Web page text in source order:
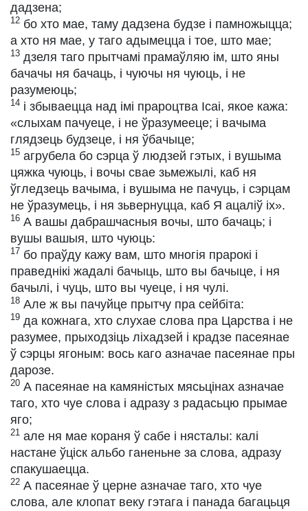
дадзена;
12 бо хто мае, таму дадзена будзе і памножыцца;
а хто ня мае, у таго адымецца і тое, што мае;
13 дзеля таго прытчамі прамаўляю ім, што яны
бачачы ня бачаць, і чуючы ня чуюць, і не
разумеюць;
14 і збываецца над імі прароцтва Ісаі, якое кажа:
«слыхам пачуеце, і не ўразумееце; і вачыма
глядзець будзеце, і ня ўбачыце;
15 агрубела бо сэрца ў людзей гэтых, і вушыма
цяжка чуюць, і вочы свае зьмежылі, каб ня
ўгледзець вачыма, і вушыма не пачуць, і сэрцам
не ўразумець, і ня зьвернуцца, каб Я ацаліў іх».
16 А вашы дабрашчасныя вочы, што бачаць; і
вушы вашыя, што чуюць:
17 бо праўду кажу вам, што многія прарокі і
праведнікі жадалі бачыць, што вы бачыце, і ня
бачылі, і чуць, што вы чуеце, і ня чулі.
18 Але ж вы пачуйце прытчу пра сейбіта:
19 да кожнага, хто слухае слова пра Царства і не
разумее, прыходзіць ліхадзей і крадзе пасеянае
ў сэрцы ягоным: вось каго азначае пасеянае пры
дарозе.
20 А пасеянае на камяністых мясьцінах азначае
таго, хто чуе слова і адразу з радасьцю прымае
яго;
21 але ня мае кораня ў сабе і нясталы: калі
настане ўціск альбо ганеньне за слова, адразу
спакушаецца.
22 А пасеянае ў церне азначае таго, хто чуе
слова, але клопат веку гэтага і панада багацьця